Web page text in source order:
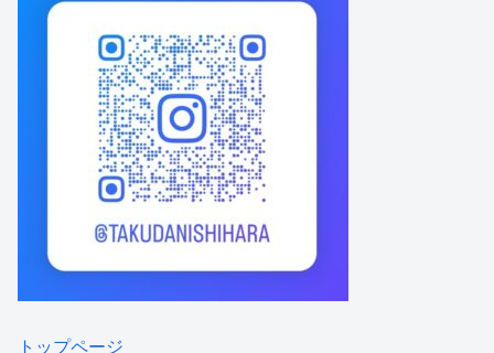
トップページ